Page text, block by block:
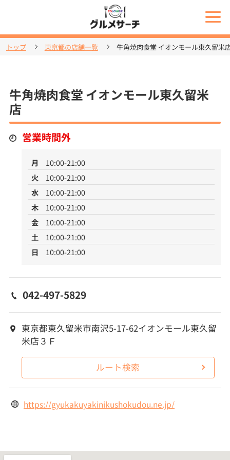
トップ 東京都の店舗一覧 牛角焼肉食堂 イオンモール東久留米
牛角焼肉食堂 イオンモール東久留米
店
営業時間外
月
10:00-21:00
火
10:00-21:00
水
10:00-21:00
木
10:00-21:00
金
10:00-21:00
土
10:00-21:00
日
10:00-21:00
042-497-5829
東京都東久留米市南沢5-17-62イオンモール東久留
米店３Ｆ
ルート検索
https://gyukakuyakinikushokudou.ne.jp/